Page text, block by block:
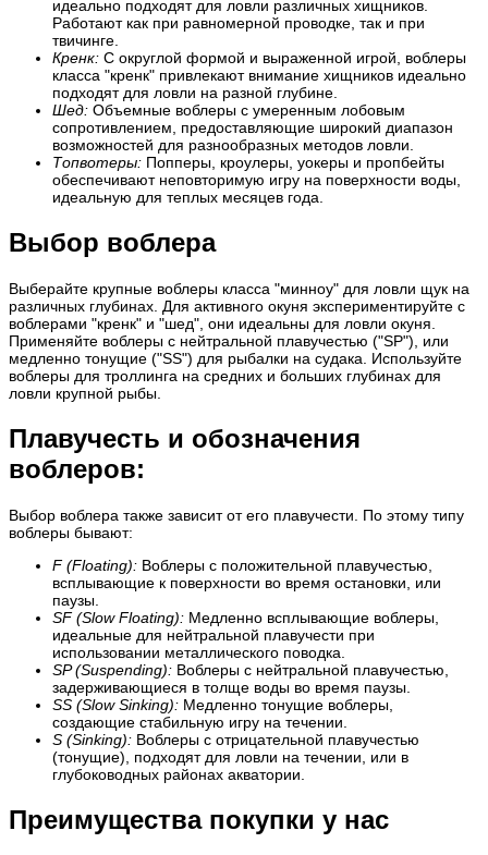
идеально подходят для ловли различных хищников.
Работают как при равномерной проводке, так и при
твичинге.
Кренк: С округлой формой и выраженной игрой, воблеры
класса "кренк" привлекают внимание хищников идеально
подходят для ловли на разной глубине.
Шед: Объемные воблеры с умеренным лобовым
сопротивлением, предоставляющие широкий диапазон
возможностей для разнообразных методов ловли.
Топвотеры: Попперы, кроулеры, уокеры и пропбейты
обеспечивают неповторимую игру на поверхности воды,
идеальную для теплых месяцев года.
Выбор воблера
Выберайте крупные воблеры класса "минноу" для ловли щук на
различных глубинах. Для активного окуня экспериментируйте с
воблерами "кренк" и "шед", они идеальны для ловли окуня.
Применяйте воблеры с нейтральной плавучестью ("SP"), или
медленно тонущие ("SS") для рыбалки на судака. Используйте
воблеры для троллинга на средних и больших глубинах для
ловли крупной рыбы.
Плавучесть и обозначения
воблеров:
Выбор воблера также зависит от его плавучести. По этому типу
воблеры бывают:
F (Floating): Воблеры с положительной плавучестью,
всплывающие к поверхности во время остановки, или
паузы.
SF (Slow Floating): Медленно всплывающие воблеры,
идеальные для нейтральной плавучести при
использовании металлического поводка.
SP (Suspending): Воблеры с нейтральной плавучестью,
задерживающиеся в толще воды во время паузы.
SS (Slow Sinking): Медленно тонущие воблеры,
создающие стабильную игру на течении.
S (Sinking): Воблеры с отрицательной плавучестью
(тонущие), подходят для ловли на течении, или в
глубоководных районах акватории.
Преимущества покупки у нас